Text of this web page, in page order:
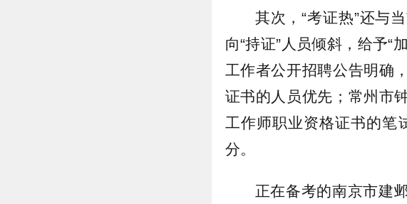
其次，“考证热”还与
向“持证”人员倾斜，给予“
工作者公开招聘公告明确
证书的人员优先；常州市
工作师职业资格证书的笔
分。
正在备考的南京市建